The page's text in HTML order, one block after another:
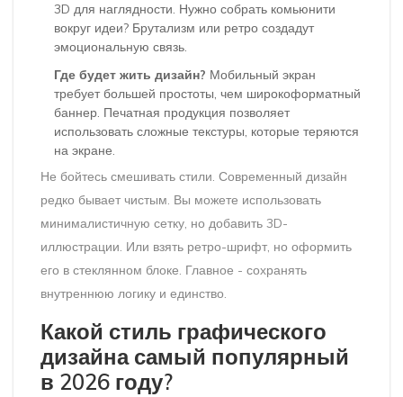
3D для наглядности. Нужно собрать комьюнити
вокруг идеи? Брутализм или ретро создадут
эмоциональную связь.
Где будет жить дизайн? Мобильный экран
требует большей простоты, чем широкоформатный
баннер. Печатная продукция позволяет
использовать сложные текстуры, которые теряются
на экране.
Не бойтесь смешивать стили. Современный дизайн
редко бывает чистым. Вы можете использовать
минималистичную сетку, но добавить 3D-
иллюстрации. Или взять ретро-шрифт, но оформить
его в стеклянном блоке. Главное - сохранять
внутреннюю логику и единство.
Какой стиль графического
дизайна самый популярный
в 2026 году?